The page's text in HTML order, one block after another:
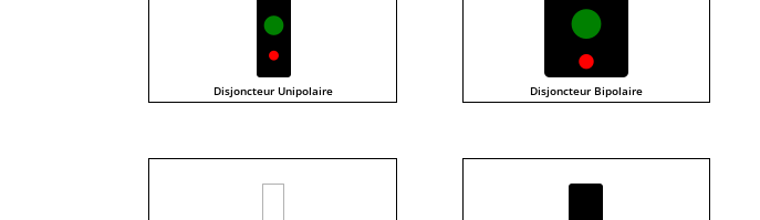
Disjoncteur Unipolaire Disjoncteur Bipolaire